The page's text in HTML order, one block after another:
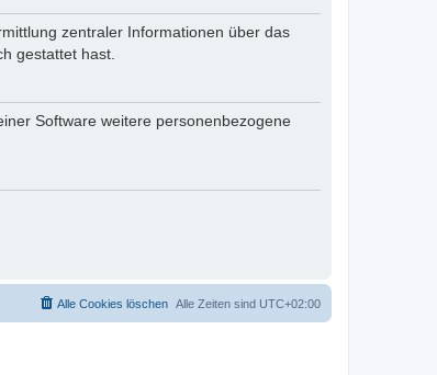
zentraler Informationen über das
gestattet hast.
Software weitere personenbezogene
Alle Zeiten sind UTC+02:00
Alle Cookies löschen